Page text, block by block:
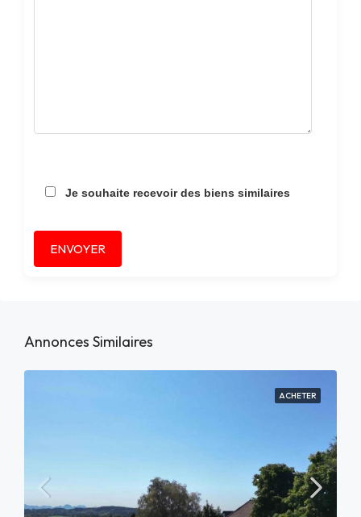
Je souhaite recevoir des biens similaires
Annonces Similaires
ACHETER